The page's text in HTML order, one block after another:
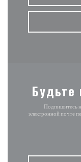
Будьте
Подпишитесь
электронной почте